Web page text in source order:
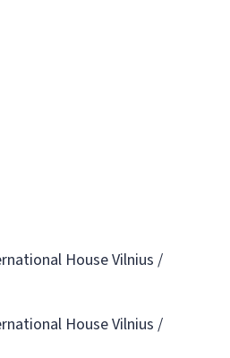
House Vilnius /
House Vilnius /